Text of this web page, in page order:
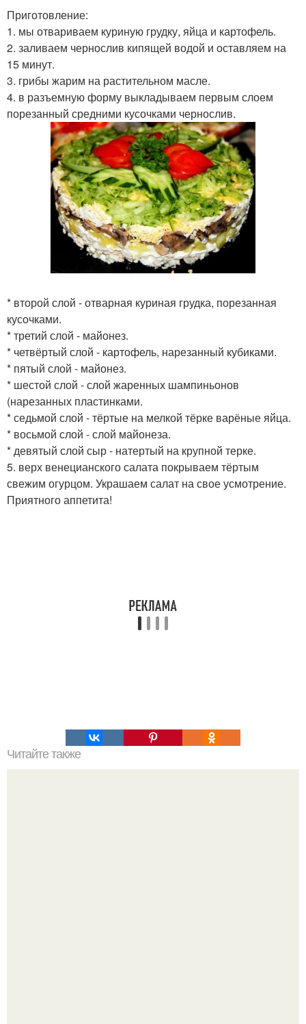
Приготовление:
1. мы отвариваем куриную грудку, яйца и картофель.
2. заливаем чернослив кипящей водой и оставляем на
15 минут.
3. грибы жарим на растительном масле.
4. в разъемную форму выкладываем первым слоем
порезанный средними кусочками чернослив.
* второй слой - отварная куриная грудка, порезанная
кусочками.
* третий слой - майонез.
* четвёртый слой - картофель, нарезанный кубиками.
* пятый слой - майонез.
* шестой слой - слой жаренных шампиньонов
(нарезанных пластинками.
* седьмой слой - тёртые на мелкой тёрке варёные яйца.
* восьмой слой - слой майонеза.
* девятый слой сыр - натертый на крупной терке.
5. верх венецианского салата покрываем тёртым
свежим огурцом. Украшаем салат на свое усмотрение.
Приятного аппетита!
Читайте также